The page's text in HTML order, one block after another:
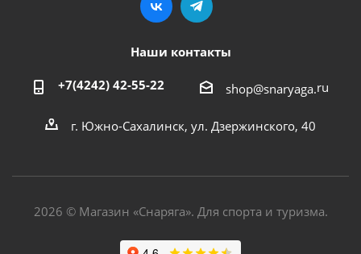
Наши контакты
+7(4242) 42-55-22 shop@snaryaga.ru
г. Южно-Сахалинск, ул. Дзержинского, 40
2026 © Магазин «Снаряга». Для спорта и туризма.